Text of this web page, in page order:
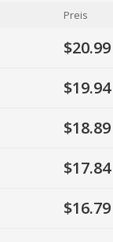
Preis
$20.99
$19.94
$18.89
$17.84
$16.79